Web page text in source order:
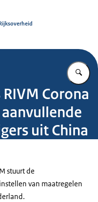
Corona
uit China
stuurt de
van maatregelen